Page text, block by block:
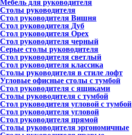
Мебель для руководителя
Столы руководителя
Стол руководителя Вишня
Стол руководителя Дуб
Стол руководителя Орех
Стол руководителя черный
Серые столы руководителя
Стол руководителя светлый
Стол руководителя классика
Столы руководителя в стиле лофт
Угловые офисные столы с тумбой
Стол руководителя с ящиками
Столы руководителя с тумбой
Стол руководителя угловой с тумбой
Стол руководителя угловой
Стол руководителя прямой
Столы руководителя эргономичные